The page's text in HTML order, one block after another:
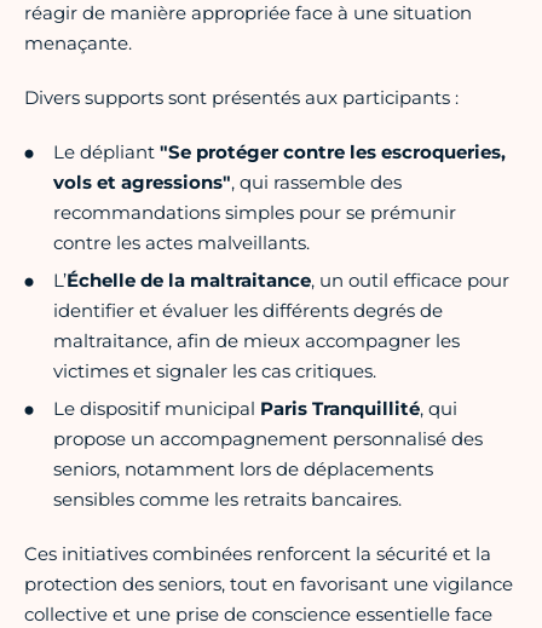
réagir de manière appropriée face à une situation
menaçante.
Divers supports sont présentés aux participants :
Le dépliant "Se protéger contre les escroqueries,
vols et agressions", qui rassemble des
recommandations simples pour se prémunir
contre les actes malveillants.
L’Échelle de la maltraitance, un outil efficace pour
identifier et évaluer les différents degrés de
maltraitance, afin de mieux accompagner les
victimes et signaler les cas critiques.
Le dispositif municipal Paris Tranquillité, qui
propose un accompagnement personnalisé des
seniors, notamment lors de déplacements
sensibles comme les retraits bancaires.
Ces initiatives combinées renforcent la sécurité et la
protection des seniors, tout en favorisant une vigilance
collective et une prise de conscience essentielle face